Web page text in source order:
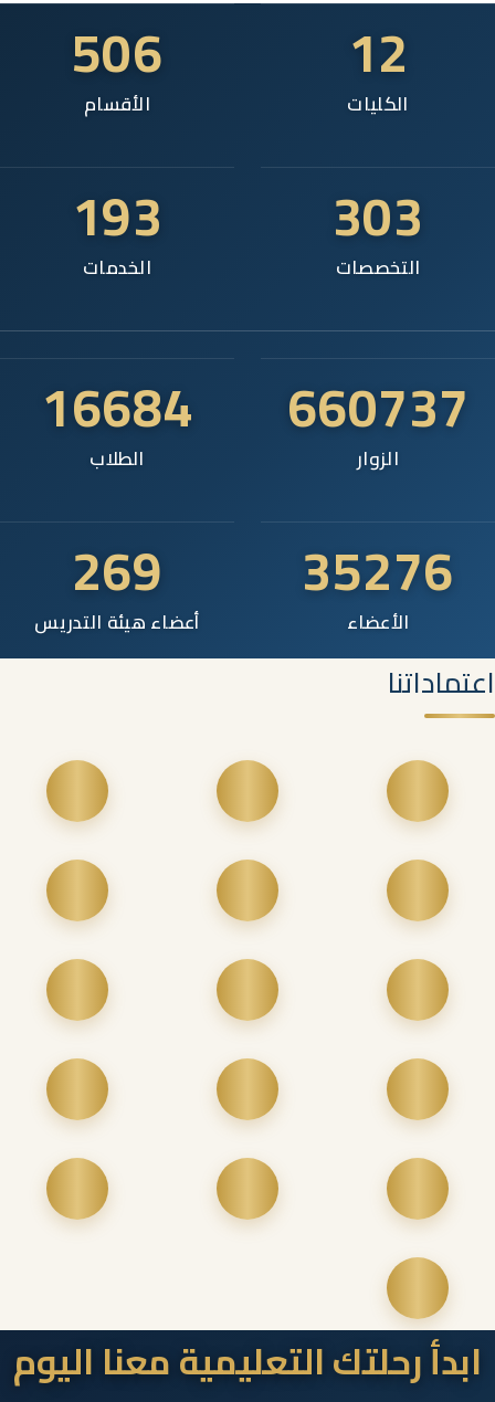
12
الكليات
506
الأقسام
303
التخصصات
193
الخدمات
660737
الزوار
16684
الطلاب
35276
الأعضاء
269
أعضاء هيئة التدريس
اعتماداتنا
ابدأ رحلتك التعليمية معنا اليوم